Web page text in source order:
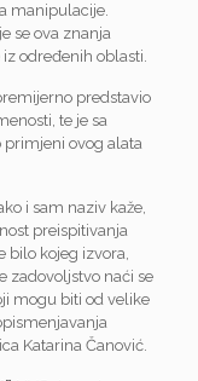
manipulacije.
se ova znanja
određenih oblasti.
predstavio
te je sa
ovog alata
i sam naziv kaže,
preispitivanja
bilo kojeg izvora,
zadovoljstvo naći se
mogu biti od velike
Katarina Čanović.